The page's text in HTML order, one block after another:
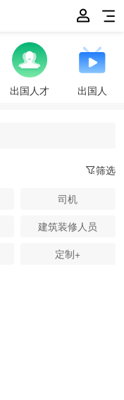
出国人才 出国人
筛选
司机
建筑装修人员
定制+